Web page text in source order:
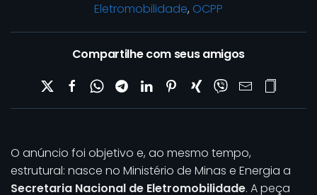
Eletromobilidade, OCPP
Compartilhe com seus amigos
O anúncio foi objetivo e, ao mesmo tempo,
estrutural: nasce no Ministério de Minas e Energia a
Secretaria Nacional de Eletromobilidade. A peça